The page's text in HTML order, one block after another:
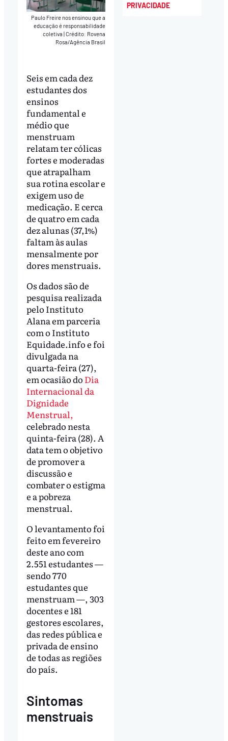
Paulo Freire nos ensinou que a
educação é responsabilidade
coletiva|Crédito: Rovena
Rosa/Agência Brasil
Seis em cada dez
estudantes dos
ensinos
fundamental e
médio que
menstruam
relatam ter cólicas
fortes e moderadas
que atrapalham
sua rotina escolar e
exigem uso de
medicação. E cerca
de quatro em cada
dez alunas (37,1%)
faltam às aulas
mensalmente por
dores menstruais.
Os dados são de
pesquisa realizada
pelo Instituto
Alana em parceria
com o Instituto
Equidade.info e foi
divulgada na
quarta-feira (27),
em ocasião do Dia
Internacional da
Dignidade
Menstrual,
celebrado nesta
quinta-feira (28). A
data tem o objetivo
de promover a
discussão e
combater o estigma
e a pobreza
menstrual.
O levantamento foi
feito em fevereiro
deste ano com
2.551 estudantes —
sendo 770
estudantes que
menstruam —, 303
docentes e 181
gestores escolares,
das redes pública e
privada de ensino
de todas as regiões
do país.
Sintomas
menstruais
PRIVACIDADE